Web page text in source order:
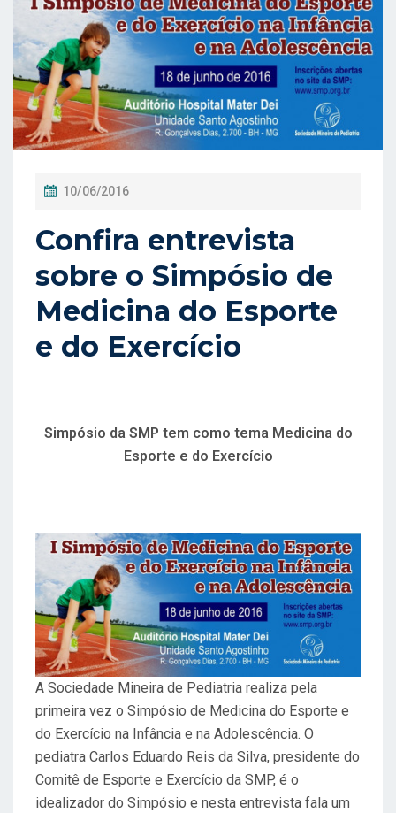
P
S
A
D
O
10/06/2016
Confira entrevista
sobre o Simpósio de
Medicina do Esporte
e do Exercício
Simpósio da SMP tem como tema Medicina do
Esporte e do Exercício
A Sociedade Mineira de Pediatria realiza pela
primeira vez o Simpósio de Medicina do Esporte e
do Exercício na Infância e na Adolescência. O
pediatra Carlos Eduardo Reis da Silva, presidente do
Comitê de Esporte e Exercício da SMP, é o
idealizador do Simpósio e nesta entrevista fala um